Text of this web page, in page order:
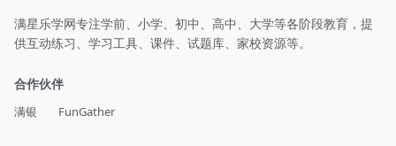
满星乐学网专注学前、小学、初中、高中、大学等各阶段教育，提
供互动练习、学习工具、课件、试题库、家校资源等。
合作伙伴
满银 FunGather